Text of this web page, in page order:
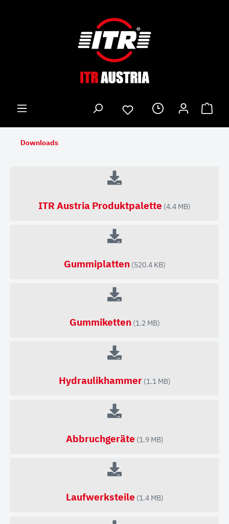
Downloads
ITR Austria Produktpalette (4.4 MB)
Gummiplatten (520.4 KB)
Gummiketten (1.2 MB)
Hydraulikhammer (1.1 MB)
Abbruchgeräte (1.9 MB)
Laufwerksteile (1.4 MB)